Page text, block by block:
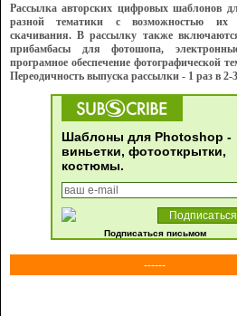
Рассылка авторских цифровых шаблонов
разной тематики с возможностью их
скачивания. В рассылку также
прибамбасы для фотошопа,
програмное обеспечение фотографической
Переодичность выпуска рассылки - 1 раз в 2-
Шаблоны для Photoshop -
виньетки, фотооткрытки,
костюмы.
Подписаться письмом
------